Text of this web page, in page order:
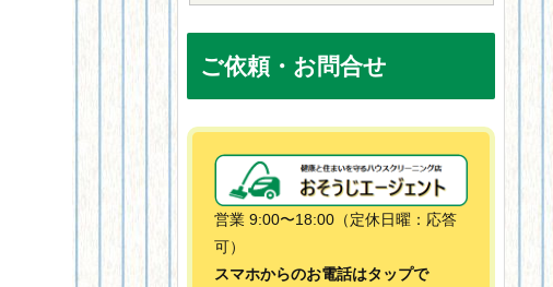
ご依頼・お問合せ
営業 9:00〜18:00（定休日曜：応答
可）
スマホからのお電話はタップで